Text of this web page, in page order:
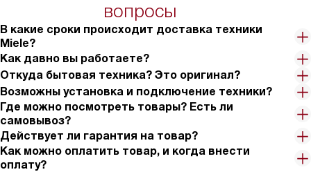
вопросы
В какие сроки происходит доставка техники
Miele?
Как давно вы работаете?
Откуда бытовая техника? Это оригинал?
Возможны установка и подключение техники?
Где можно посмотреть товары? Есть ли
самовывоз?
Действует ли гарантия на товар?
Как можно оплатить товар, и когда внести
оплату?